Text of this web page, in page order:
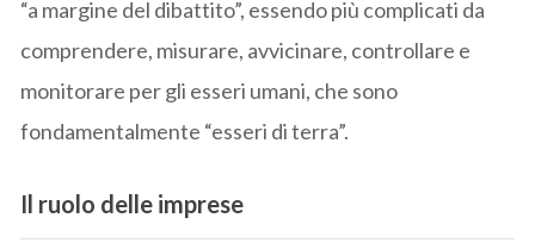
“a margine del dibattito”, essendo più complicati da
comprendere, misurare, avvicinare, controllare e
monitorare per gli esseri umani, che sono
fondamentalmente “esseri di terra”.
Il ruolo delle imprese